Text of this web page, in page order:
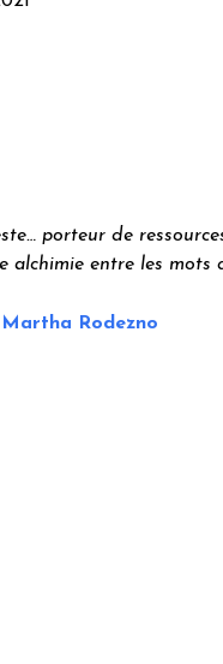
porteur de
alchimie entre les
Martha Rodezno